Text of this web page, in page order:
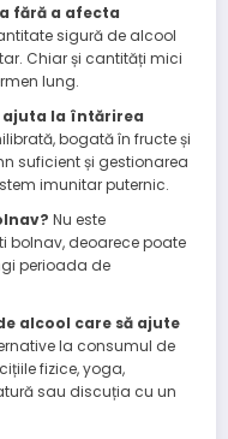
fără a afecta
sigură de alcool
Chiar și cantități mici
lung.
ajuta la întărirea
bogată în fructe și
suficient și gestionarea
imunitar puternic.
Nu este
bolnav, deoarece poate
perioada de
alcool care să ajute
la consumul de
fizice, yoga,
sau discuția cu un